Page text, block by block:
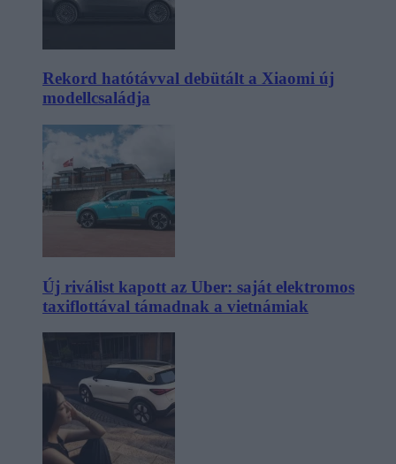
Rekord hatótávval debütált a Xiaomi új
modellcsaládja
Új riválist kapott az Uber: saját elektromos
taxiflottával támadnak a vietnámiak